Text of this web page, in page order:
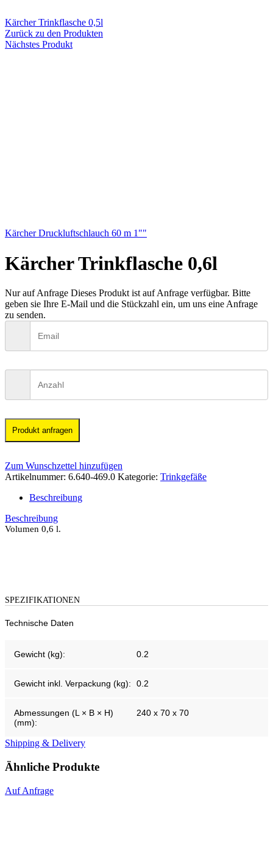
Kärcher Trinkflasche 0,5l
Zurück zu den Produkten
Nächstes Produkt
Kärcher Druckluftschlauch 60 m 1""
Kärcher Trinkflasche 0,6l
Nur auf Anfrage Dieses Produkt ist auf Anfrage verfügbar. Bitte
geben sie Ihre E-Mail und die Stückzahl ein, um uns eine Anfrage
zu senden.
Produkt anfragen
Zum Wunschzettel hinzufügen
Artikelnummer: 6.640-469.0 Kategorie: Trinkgefäße
Beschreibung
Beschreibung
Volumen 0,6 l.
SPEZIFIKATIONEN
Technische Daten
Gewicht (kg): 0.2
Gewicht inkl. Verpackung (kg): 0.2
Abmessungen (L × B × H)
(mm):
240 x 70 x 70
Shipping & Delivery
Ähnliche Produkte
Auf Anfrage